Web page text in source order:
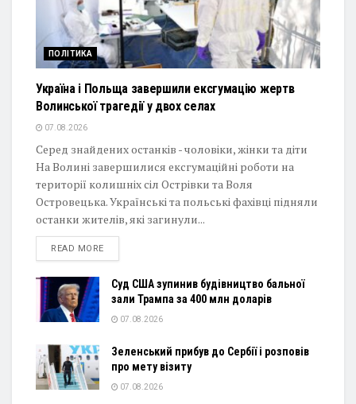
ПОЛІТИКА
Україна і Польща завершили ексгумацію жертв
Волинської трагедії у двох селах
07.08.2026
Серед знайдених останків - чоловіки, жінки та діти
На Волині завершилися ексгумаційні роботи на
території колишніх сіл Острівки та Воля
Островецька. Українські та польські фахівці підняли
останки жителів, які загинули...
READ MOREDETAILS
Суд США зупинив будівництво бальної
зали Трампа за 400 млн доларів
07.08.2026
Зеленський прибув до Сербії і розповів
про мету візиту
07.08.2026